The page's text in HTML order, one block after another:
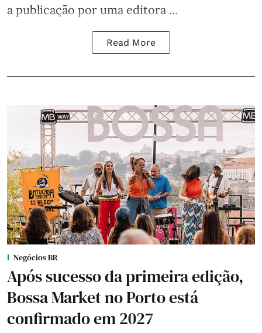
a publicação por uma editora ...
Read More
Negócios BR
Após sucesso da primeira edição,
Bossa Market no Porto está
confirmado em 2027